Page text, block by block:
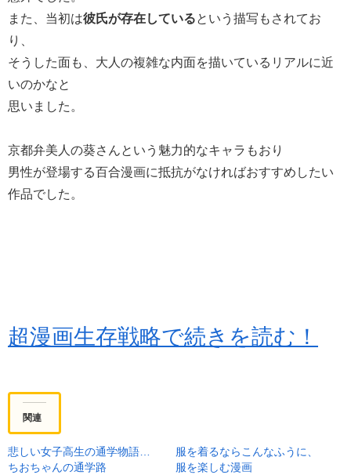
また、当初は彼氏が存在しているという描写もされてお
り、
そうした面も、大人の複雑な内面を描いているリアルに近
いのかなと
思いました。
京都弁美人の葵さんという魅力的なキャラもおり
男性が登場する百合漫画に抵抗がなければおすすめしたい
作品でした。
超漫画生存戦略で続きを読む！
関連
悲しい女子高生の通学物語…
ちおちゃんの通学路
服を着るならこんなふうに、
服を楽しむ漫画